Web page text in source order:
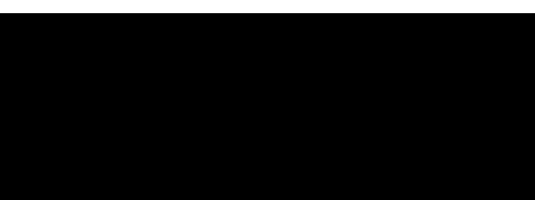
國家/地區配送 查看運費